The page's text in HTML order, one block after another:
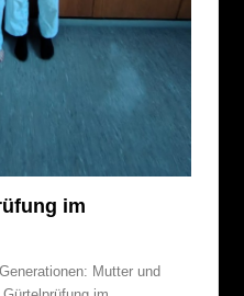
im
Mutter und